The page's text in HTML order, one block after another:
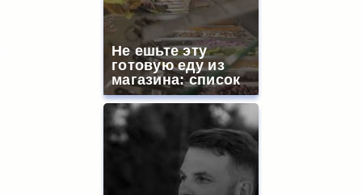
Не ешьте эту
готовую еду из
магазина: список